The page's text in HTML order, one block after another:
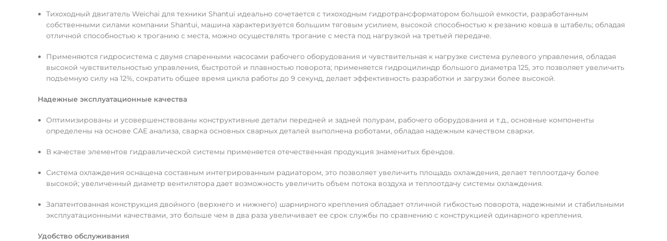
Тихоходный двигатель Weichai для техники Shantui идеально сочетается с тихоходным гидротрансформатором большой емкости, разработанным
собственными силами компании Shantui, машина характеризуется большим тяговым усилием, высокой способностью к резанию ковша в штабель; обладая
отличной способностью к троганию с места, можно осуществлять трогание с места под нагрузкой на третьей передаче.
Применяются гидросистема с двумя спаренными насосами рабочего оборудования и чувствительная к нагрузке система рулевого управления, обладая
высокой чувствительностью управления, быстротой и плавностью поворота; применяется гидроцилиндр большого диаметра 125, это позволяет увеличить
подъемную силу на 12%, сократить общее время цикла работы до 9 секунд, делает эффективность разработки и загрузки более высокой.
Надежные эксплуатационные качества
Оптимизированы и усовершенствованы конструктивные детали передней и задней полурам, рабочего оборудования и т.д., основные компоненты
определены на основе CAE анализа, сварка основных сварных деталей выполнена роботами, обладая надежным качеством сварки.
В качестве элементов гидравлической системы применяется отечественная продукция знаменитых брендов.
Система охлаждения оснащена составным интегрированным радиатором, это позволяет увеличить площадь охлаждения, делает теплоотдачу более
высокой; увеличенный диаметр вентилятора дает возможность увеличить объем потока воздуха и теплоотдачу системы охлаждения.
Запатентованная конструкция двойного (верхнего и нижнего) шарнирного крепления обладает отличной гибкостью поворота, надежными и стабильными
эксплуатационными качествами, это больше чем в два раза увеличивает ее срок службы по сравнению с конструкцией одинарного крепления.
Удобство обслуживания